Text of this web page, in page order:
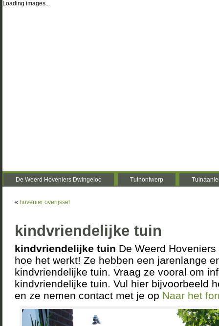
Loading images...
De Weerd Hoveniers Dwingeloo Tuinontwerp
« hovenier overijssel
kindvriendelijke tuin
kindvriendelijke tuin De Weerd
hoe het werkt! Ze hebben een jarenlange
kindvriendelijke tuin. Vraag ze vooral om
kindvriendelijke tuin. Vul hier bijvoorbeeld
en ze nemen contact met je op Naar het